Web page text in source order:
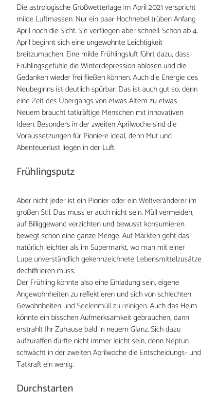
Die astrologische Großwetterlage im April 2021 verspricht
milde Luftmassen. Nur ein paar Hochnebel trüben Anfang
April noch die Sicht. Sie verfliegen aber schnell. Schon ab 4.
April beginnt sich eine ungewohnte Leichtigkeit
breitzumachen. Eine milde Frühlingsluft führt dazu, dass
Frühlingsgefühle die Winterdepression ablösen und die
Gedanken wieder frei fließen können. Auch die Energie des
Neubeginns ist deutlich spürbar. Das ist auch gut so, denn
eine Zeit des Übergangs von etwas Altem zu etwas
Neuem braucht tatkräftige Menschen mit innovativen
Ideen. Besonders in der zweiten Aprilwoche sind die
Voraussetzungen für Pioniere ideal, denn Mut und
Abenteuerlust liegen in der Luft.
Frühlingsputz
Aber nicht jeder ist ein Pionier oder ein Weltveränderer im
großen Stil. Das muss er auch nicht sein. Müll vermeiden,
auf Billiggewand verzichten und bewusst konsumieren
bewegt schon eine ganze Menge. Auf Märkten geht das
natürlich leichter als im Supermarkt, wo man mit einer
Lupe unverständlich gekennzeichnete Lebensmittelzusätze
dechiffrieren muss.
Der Frühling könnte also eine Einladung sein, eigene
Angewohnheiten zu reflektieren und sich von schlechten
Gewohnheiten undSeelenmüll zu reinigen. Auch das Heim
könnte ein bisschen Aufmerksamkeit gebrauchen, dann
erstrahlt Ihr Zuhause bald in neuem Glanz. Sich dazu
aufzuraffen dürfte nicht immer leicht sein, dennNeptun
schwächt in der zweiten Aprilwoche die Entscheidungs- und
Tatkraft ein wenig.
Durchstarten